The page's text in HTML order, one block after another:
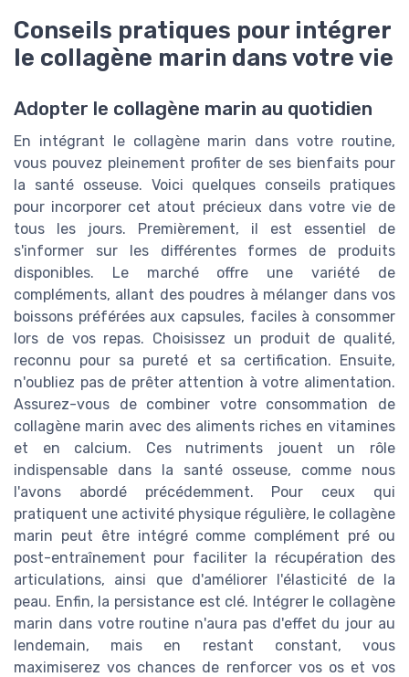
Conseils pratiques pour intégrer
le collagène marin dans votre vie
Adopter le collagène marin au quotidien
En intégrant le collagène marin dans votre routine,
vous pouvez pleinement profiter de ses bienfaits pour
la santé osseuse. Voici quelques conseils pratiques
pour incorporer cet atout précieux dans votre vie de
tous les jours. Premièrement, il est essentiel de
s'informer sur les différentes formes de produits
disponibles. Le marché offre une variété de
compléments, allant des poudres à mélanger dans vos
boissons préférées aux capsules, faciles à consommer
lors de vos repas. Choisissez un produit de qualité,
reconnu pour sa pureté et sa certification. Ensuite,
n'oubliez pas de prêter attention à votre alimentation.
Assurez-vous de combiner votre consommation de
collagène marin avec des aliments riches en vitamines
et en calcium. Ces nutriments jouent un rôle
indispensable dans la santé osseuse, comme nous
l'avons abordé précédemment. Pour ceux qui
pratiquent une activité physique régulière, le collagène
marin peut être intégré comme complément pré ou
post-entraînement pour faciliter la récupération des
articulations, ainsi que d'améliorer l'élasticité de la
peau. Enfin, la persistance est clé. Intégrer le collagène
marin dans votre routine n'aura pas d'effet du jour au
lendemain, mais en restant constant, vous
maximiserez vos chances de renforcer vos os et vos